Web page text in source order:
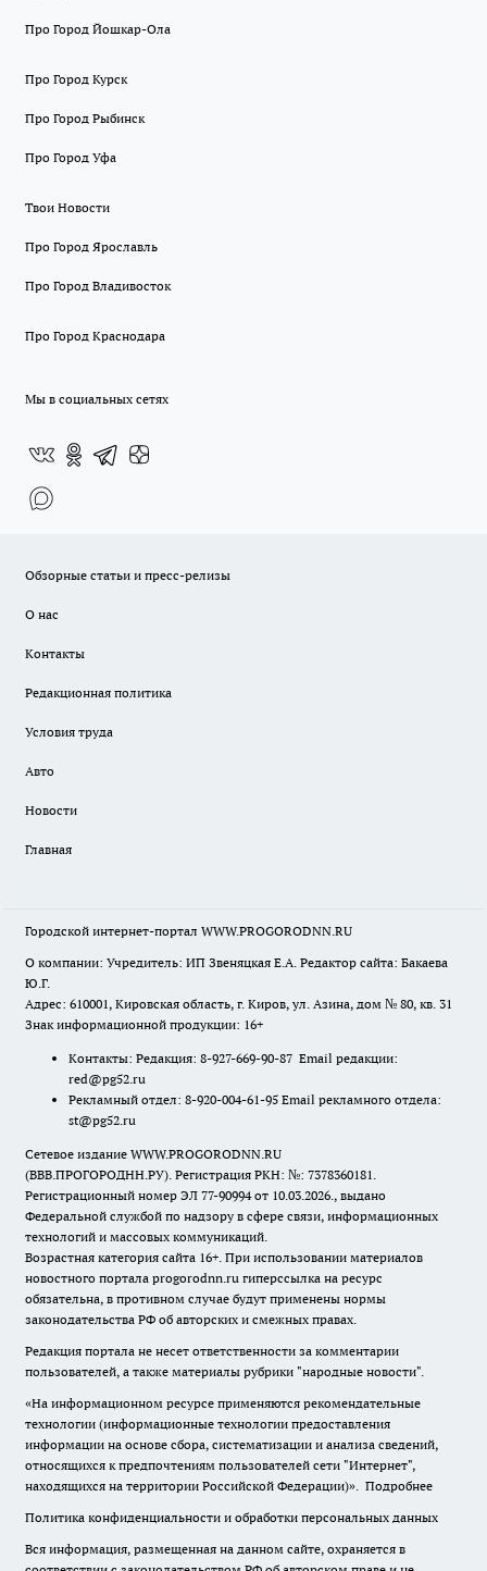
Про Город Йошкар-Ола
Про Город Курск
Про Город Рыбинск
Про Город Уфа
Твои Новости
Про Город Ярославль
Про Город Владивосток
Про Город Краснодара
Мы в социальных сетях
Обзорные статьи и пресс-релизы
О нас
Контакты
Редакционная политика
Условия труда
Авто
Новости
Главная
Городской интернет-портал WWW.PROGORODNN.RU
О компании: Учредитель: ИП Звеняцкая Е.А. Редактор сайта: Бакаева
Ю.Г.
Адрес: 610001, Кировская область, г. Киров, ул. Азина, дом № 80, кв. 31
Знак информационной продукции: 16+
Контакты: Редакция: 8-927-669-90-87 Email редакции:
red@pg52.ru
Рекламный отдел: 8-920-004-61-95 Email рекламного отдела:
st@pg52.ru
Сетевое издание WWW.PROGORODNN.RU
(ВВВ.ПРОГОРОДНН.РУ). Регистрация РКН: №: 7378360181.
Регистрационный номер ЭЛ 77-90994 от 10.03.2026., выдано
Федеральной службой по надзору в сфере связи, информационных
технологий и массовых коммуникаций.
Возрастная категория сайта 16+. При использовании материалов
новостного портала progorodnn.ru гиперссылка на ресурс
обязательна, в противном случае будут применены нормы
законодательства РФ об авторских и смежных правах.
Редакция портала не несет ответственности за комментарии
пользователей, а также материалы рубрики "народные новости".
«На информационном ресурсе применяются рекомендательные
технологии (информационные технологии предоставления
информации на основе сбора, систематизации и анализа сведений,
относящихся к предпочтениям пользователей сети "Интернет",
находящихся на территории Российской Федерации)». Подробнее
Политика конфиденциальности и обработки персональных данных
Вся информация, размещенная на данном сайте, охраняется в